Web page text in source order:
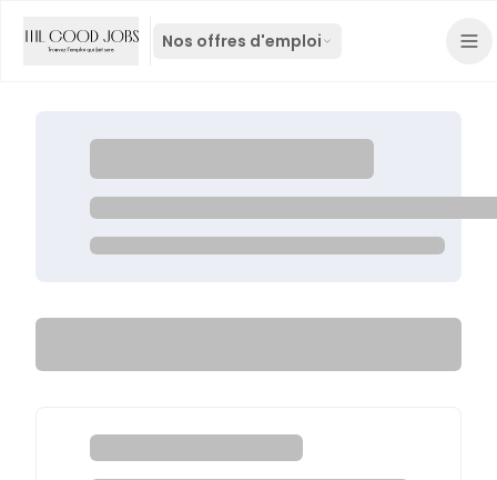
Nos offres d'emploi